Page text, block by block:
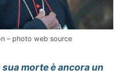
– photo web source
sua morte è ancora un